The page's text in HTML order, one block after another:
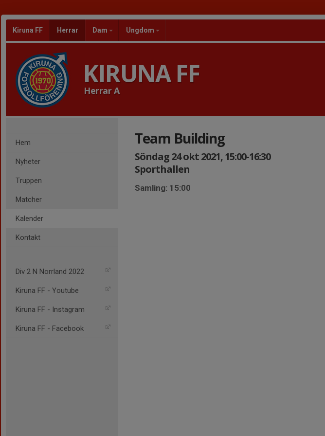
Kiruna FF Herrar Dam Ungdom
KIRUNA FF
Herrar A
Hem
Nyheter
Truppen
Matcher
Kalender
Kontakt
Div 2 N Norrland 2022
Kiruna FF - Youtube
Kiruna FF - Instagram
Kiruna FF - Facebook
Team Building
Söndag 24 okt 2021, 15:00-16:30
Sporthallen
Samling: 15:00